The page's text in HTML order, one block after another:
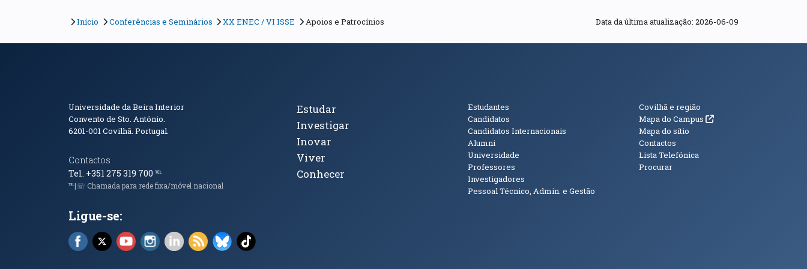
Início Conferências e Seminários XX ENEC / VI ISSE Apoios e Patrocínios Data da última atualização: 2026-06-09
Informações de Contacto
Universidade da Beira Interior
Convento de Sto. António.
6201-001Covilhã. Portugal.
Contactos
Tel. +351 275 319 700 ℡
℡|☏ Chamada para rede fixa/móvel nacional
Ligue-se:
Facebook (abre em nova janela)
X (abre em nova janela)
YouTube (abre em nova janela)
Instagram (abre em nova janela)
LinkedIn (abre em nova janela)
RSS (abre em nova janela)
Bluesky (abre em nova janela)
TikTok (abre em nova janela)
Tópicos Principais
Estudar
Investigar
Inovar
Viver
Conhecer
Públicos
Estudantes
Candidatos
Candidatos Internacionais
Alumni
Universidade
Professores
Investigadores
Pessoal Técnico, Admin. e Gestão
Informações
Covilhã e região
Mapa do Campus (abre em nova janela)
Mapa do sítio
Contactos
Lista Telefónica
Procurar